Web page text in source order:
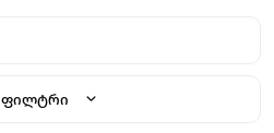
ფილტრი